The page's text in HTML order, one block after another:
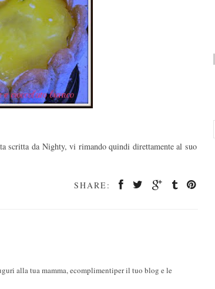
scritta da Nighty, vi rimando quindi direttamente al suo
SHARE:
alla tua mamma, ecomplimentiper il tuo blog e le